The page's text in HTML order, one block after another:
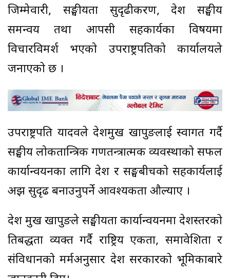
जिम्मेवारी, सङ्घीयता सुदृढीकरण, प्रदेश सङ्घीय
समन्वय तथा आपसी सहकार्यका विषयमा
विचारविमर्श भएको उपराष्ट्रपतिको कार्यालयले
जनाएको छ ।
उपराष्ट्रपति यादवले प्रदेशप्रमुख खापुङलाई स्वागत गर्दै
सङ्घीय लोकतान्त्रिक गणतन्त्रात्मक व्यवस्थाको सफल
कार्यान्वयनका लागि प्रदेश र सङ्घबीचको सहकार्यलाई
अझ सुदृढ बनाउनुपर्ने आवश्यकता औल्याए ।
प्रदेश प्रमुख खापुङले सङ्घीयता कार्यान्वयनमा प्रदेशस्तरको
प्रतिबद्धता व्यक्त गर्दै राष्ट्रिय एकता, समावेशिता र
संविधानको मर्मअनुसार प्रदेश सरकारको भूमिकाबारे